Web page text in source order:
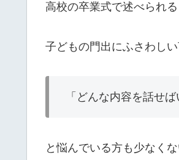
高校の卒業式で述べられ
子どもの門出にふさわし
「どんな内容を話せ
と悩んでいる方も少なくな